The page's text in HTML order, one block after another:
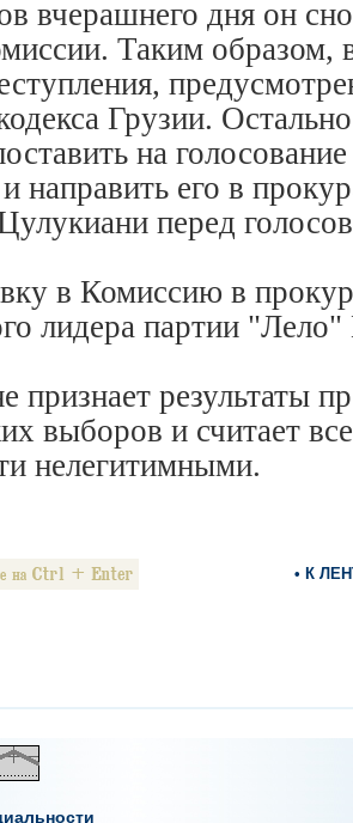
вчерашнего дня он
Таким
Грузии.
на
направить его в
перед
в Комиссию в
лидера партии
признает результаты
выборов и считает
нелегитимными.
• К